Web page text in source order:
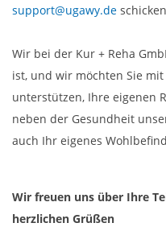
support@ugawy.de
Wir bei der Kur + Reha
ist, und wir möchten Sie
unterstützen, Ihre eigenen
neben der Gesundheit
auch Ihr eigenes
Wir freuen uns über Ihre
herzlichen Grüßen